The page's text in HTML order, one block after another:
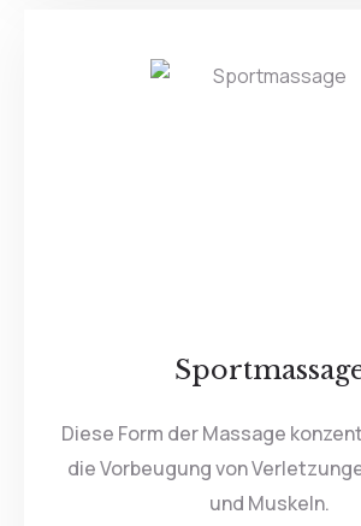
Diese Form der Massage
die Vorbeugung von
und Muskeln.